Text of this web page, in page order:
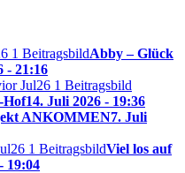
Abby – Glück
- 21:16
Hof14. Juli 2026 - 19:36
ANKOMMEN7. Juli
Viel los auf
19:04